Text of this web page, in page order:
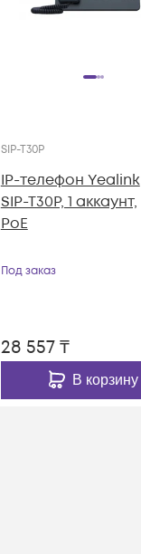
SIP-T30P
IP-телефон Yealink
SIP-T30P, 1 аккаунт,
PoE
Под заказ
28 557₸
В корзину